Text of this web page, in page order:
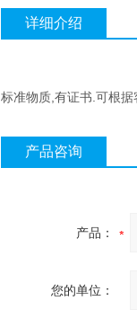
详细介绍
标准物质,有证书.可根
产品咨询
产品：
您的单位：